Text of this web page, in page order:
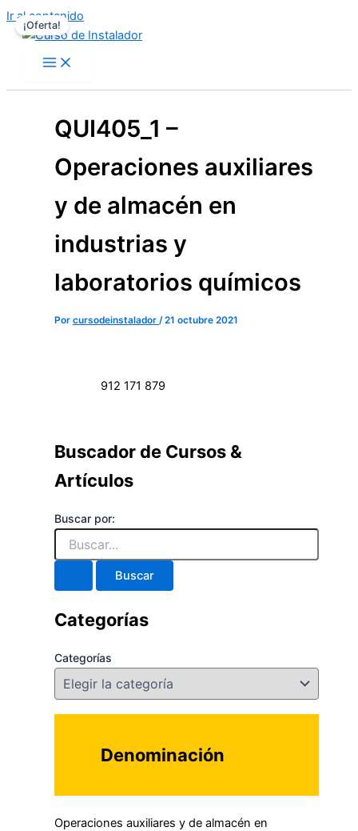
Ir al contenido
QUI405_1 –
Operaciones auxiliares
y de almacén en
industrias y
laboratorios químicos
Por cursodeinstalador /21 octubre 2021
912 171 879
Buscador de Cursos &
Artículos
Buscar por:
Categorías
Categorías
Denominación
Operaciones auxiliares y de almacén en
¡Oferta!